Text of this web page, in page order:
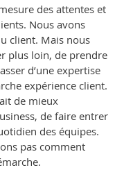
des attentes et
Nous avons
client. Mais nous
plus loin, de prendre
d’une expertise
expérience client.
de mieux
de faire entrer
des équipes.
pas comment